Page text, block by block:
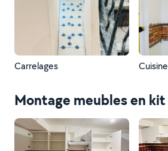
Carrelages
Montage meubles en kit